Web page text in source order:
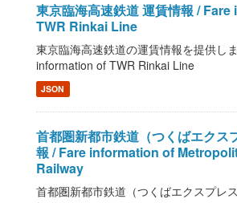
東京臨海高速鉄道 運賃情報 /
TWR Rinkai Line
東京臨海高速鉄道の運賃情報を提供し
information of TWR Rinkai Line
JSON
首都圏新都市鉄道（つくばエクス
報 / Fare information of
Railway
首都圏新都市鉄道（つくばエクスプレ